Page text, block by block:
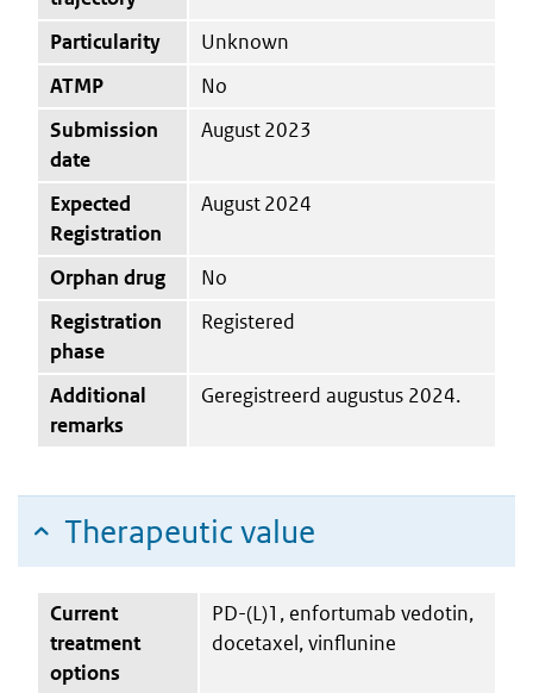
Particularity
Unknown
ATMP
No
Submission
date
August 2023
Expected
Registration
August 2024
Orphan drug
No
Registration
phase
Registered
Additional
remarks
Geregistreerd augustus 2024.
Therapeutic value
Current
treatment
options
PD-(L)1, enfortumab vedotin,
docetaxel, vinflunine